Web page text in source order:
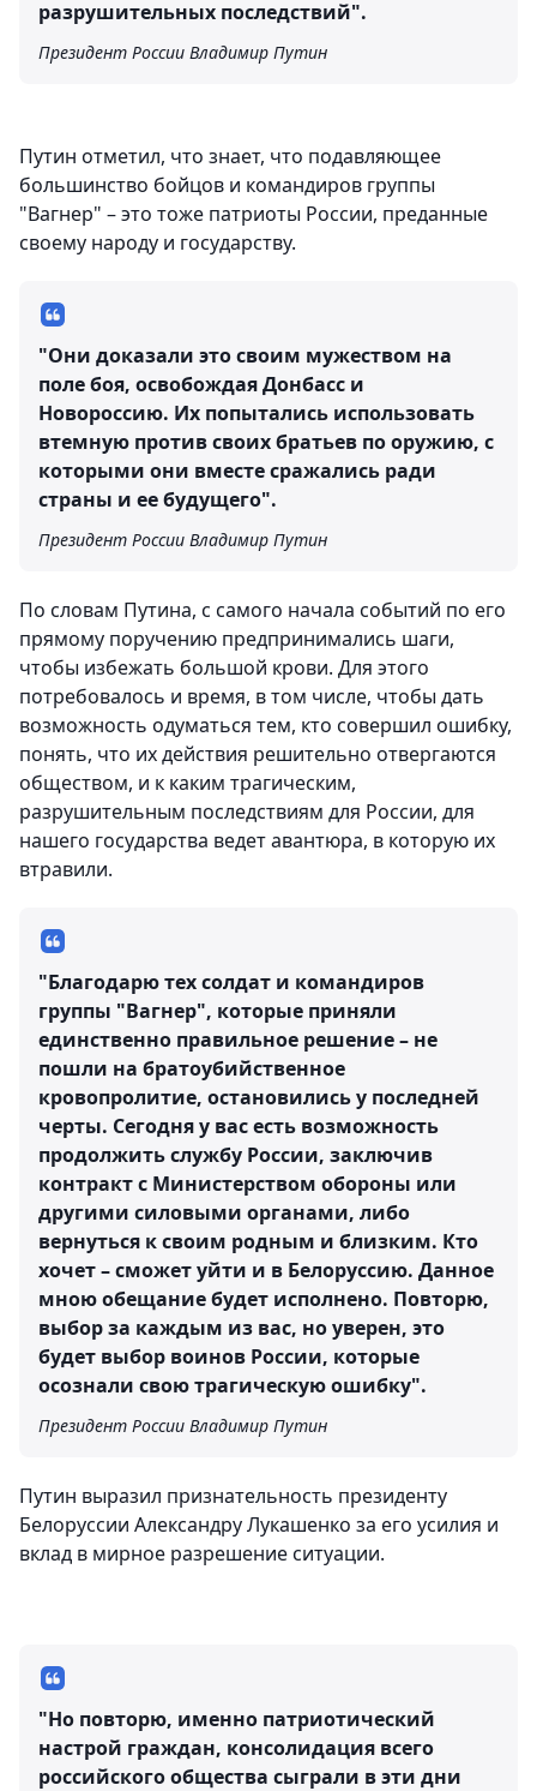
разрушительных последствий".
Президент России Владимир Путин
Путин отметил, что знает, что подавляющее
большинство бойцов и командиров группы
"Вагнер" – это тоже патриоты России, преданные
своему народу и государству.
"Они доказали это своим мужеством на
поле боя, освобождая Донбасс и
Новороссию. Их попытались использовать
втемную против своих братьев по оружию, с
которыми они вместе сражались ради
страны и ее будущего".
Президент России Владимир Путин
По словам Путина, с самого начала событий по его
прямому поручению предпринимались шаги,
чтобы избежать большой крови. Для этого
потребовалось и время, в том числе, чтобы дать
возможность одуматься тем, кто совершил ошибку,
понять, что их действия решительно отвергаются
обществом, и к каким трагическим,
разрушительным последствиям для России, для
нашего государства ведет авантюра, в которую их
втравили.
"Благодарю тех солдат и командиров
группы "Вагнер", которые приняли
единственно правильное решение – не
пошли на братоубийственное
кровопролитие, остановились у последней
черты. Сегодня у вас есть возможность
продолжить службу России, заключив
контракт с Министерством обороны или
другими силовыми органами, либо
вернуться к своим родным и близким. Кто
хочет – сможет уйти и в Белоруссию. Данное
мною обещание будет исполнено. Повторю,
выбор за каждым из вас, но уверен, это
будет выбор воинов России, которые
осознали свою трагическую ошибку".
Президент России Владимир Путин
Путин выразил признательность президенту
Белоруссии Александру Лукашенко за его усилия и
вклад в мирное разрешение ситуации.
"Но повторю, именно патриотический
настрой граждан, консолидация всего
российского общества сыграли в эти дни